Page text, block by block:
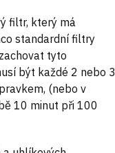
filtr, který má
standardní filtry
tyto
být každé 2 nebo 3
(nebo v
10 minut při 100